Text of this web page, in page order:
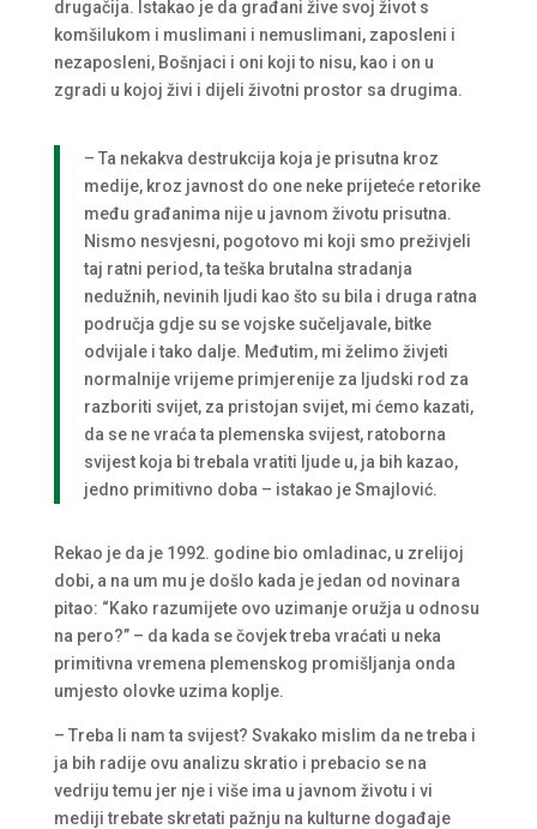
drugačija. Istakao je da građani žive svoj život s
komšilukom i muslimani i nemuslimani, zaposleni i
nezaposleni, Bošnjaci i oni koji to nisu, kao i on u
zgradi u kojoj živi i dijeli životni prostor sa drugima.
– Ta nekakva destrukcija koja je prisutna kroz
medije, kroz javnost do one neke prijeteće retorike
među građanima nije u javnom životu prisutna.
Nismo nesvjesni, pogotovo mi koji smo preživjeli
taj ratni period, ta teška brutalna stradanja
nedužnih, nevinih ljudi kao što su bila i druga ratna
područja gdje su se vojske sučeljavale, bitke
odvijale i tako dalje. Međutim, mi želimo živjeti
normalnije vrijeme primjerenije za ljudski rod za
razboriti svijet, za pristojan svijet, mi ćemo kazati,
da se ne vraća ta plemenska svijest, ratoborna
svijest koja bi trebala vratiti ljude u, ja bih kazao,
jedno primitivno doba – istakao je Smajlović.
Rekao je da je 1992. godine bio omladinac, u zrelijoj
dobi, a na um mu je došlo kada je jedan od novinara
pitao: “Kako razumijete ovo uzimanje oružja u odnosu
na pero?” – da kada se čovjek treba vraćati u neka
primitivna vremena plemenskog promišljanja onda
umjesto olovke uzima koplje.
– Treba li nam ta svijest? Svakako mislim da ne treba i
ja bih radije ovu analizu skratio i prebacio se na
vedriju temu jer nje i više ima u javnom životu i vi
mediji trebate skretati pažnju na kulturne događaje